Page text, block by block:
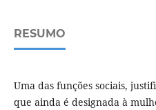
RESUMO
Uma das funções sociais,
que ainda é designada à